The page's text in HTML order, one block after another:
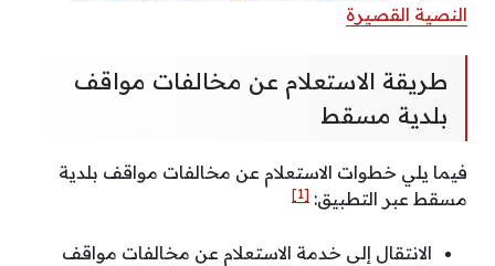
النصية القصيرة
طريقة الاستعلام عن مخالفات مواقف
بلدية مسقط
فيما يلي خطوات الاستعلام عن مخالفات مواقف بلدية
مسقط عبر التطبيق: [1]
الانتقال إلى خدمة الاستعلام عن مخالفات مواقف